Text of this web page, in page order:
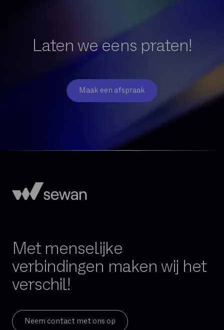
Laten we eens praten!
Maak een afspraak
Met menselijke
verbindingen maken wij het
verschil!
Neem contact met ons op